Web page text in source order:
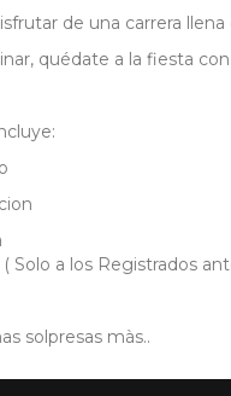
de una carrera
quédate a la fiesta
( Solo a los Registrados
solpresas màs..